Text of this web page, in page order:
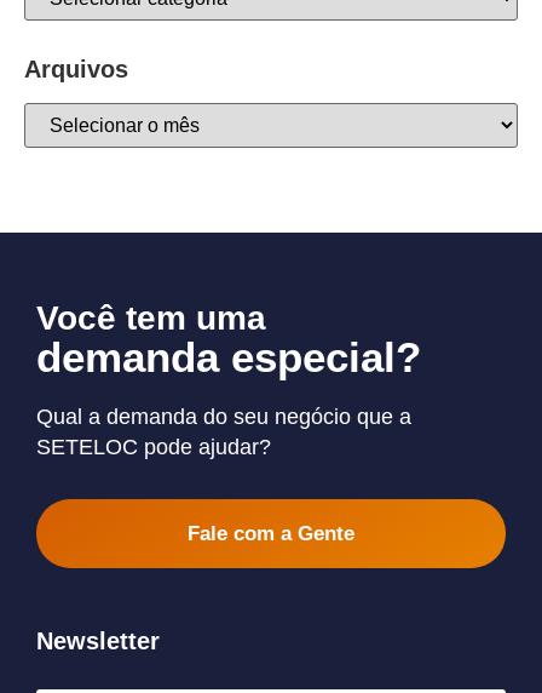
Arquivos
Você tem uma
demanda especial?
Qual a demanda do seu negócio que a
SETELOC pode ajudar?
Fale com a Gente
Newsletter